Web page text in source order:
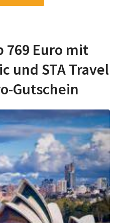
769 Euro mit
und STA Travel
Gutschein